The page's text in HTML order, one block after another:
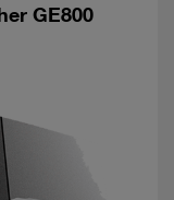
GE800